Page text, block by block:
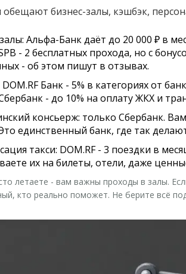
обещают бизнес-залы, кэшбэк,
: Альфа-Банк даёт до 20 000 ₽ в
- 2 бесплатных прохода, но с
- об этом пишут в отзывах.
DOM.RF Банк - 5% в категориях от
- до 10% на оплату ЖКХ и
консьерж: только Сбербанк.
единственный банк, где так
такси: DOM.RF - 3 поездки в
их на билеты, отели, даже
летаете - вам важны проходы в залы.
кто реально поможет. Не берите всё